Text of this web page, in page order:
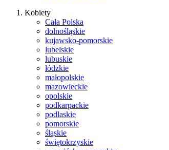
Kobiety
Cała Polska
dolnośląskie
kujawsko-pomorskie
lubelskie
lubuskie
łódzkie
małopolskie
mazowieckie
opolskie
podkarpackie
podlaskie
pomorskie
śląskie
świętokrzyskie